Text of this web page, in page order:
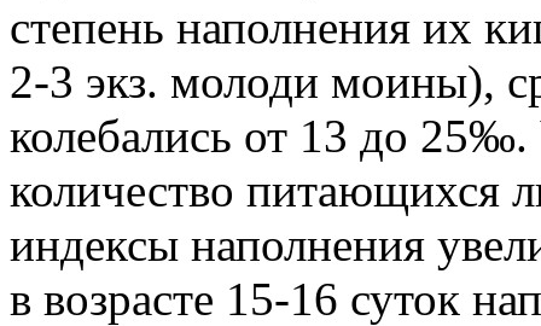
степень наполнения их
2-3 экз. молоди моины),
колебались от 13 до 25‰.
количество питающихся
индексы наполнения
в возрасте 15-16 суток